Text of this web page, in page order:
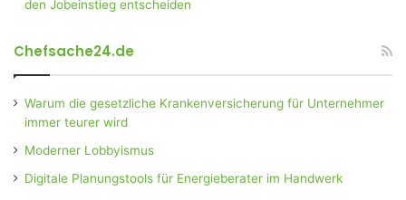
den Jobeinstieg entscheiden
Chefsache24.de
Warum die gesetzliche Krankenversicherung für Unternehmer
immer teurer wird
Moderner Lobbyismus
Digitale Planungstools für Energieberater im Handwerk